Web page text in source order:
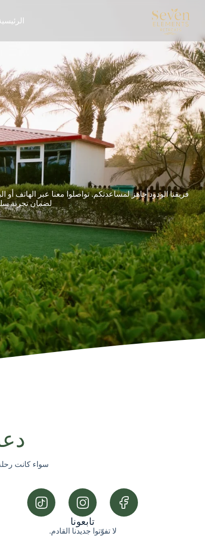
فريقنا الودود جاهز لمساعدتكم. تواصلوا معنا عبر الهاتف
لضمان تجربة
سواء كانت
تابعونا
لا تفوّتوا جديدنا القادم.